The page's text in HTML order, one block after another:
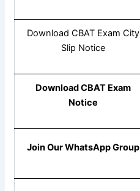
Download CBAT Exam City
Slip Notice
Download CBAT Exam
Notice
Join Our WhatsApp Group